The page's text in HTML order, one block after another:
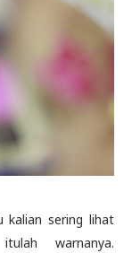
kalian sering lihat
warnanya.